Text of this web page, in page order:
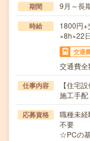
期間 9月～長
時給
1800円
×8h×22
交通
交通費全
仕事内容
【住宅
施工手
応募資格
職種未経
不要
☆PCの